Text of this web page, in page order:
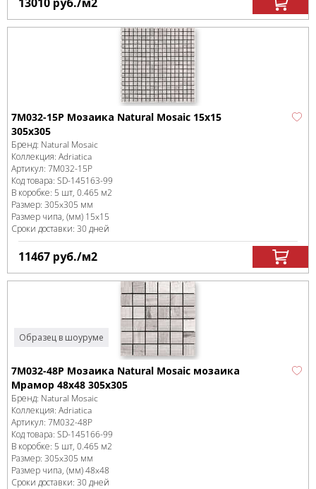
7M032-15P Мозаика Natural Mosaic 15x15
305х305
Бренд: Natural Mosaic
Коллекция: Adriatica
Артикул: 7M032-15P
Код товара: SD-145163-99
В коробке: 5 шт, 0.465 м2
Размер: 305x305 мм
Размер чипа, (мм) 15x15
Сроки доставки: 30 дней
11467 руб./м2
Образец в шоуруме
7M032-48P Мозаика Natural Mosaic мозаика
Мрамор 48х48 305х305
Бренд: Natural Mosaic
Коллекция: Adriatica
Артикул: 7M032-48P
Код товара: SD-145166-99
В коробке: 5 шт, 0.465 м2
Размер: 305x305 мм
Размер чипа, (мм)48x48
Сроки доставки: 30 дней